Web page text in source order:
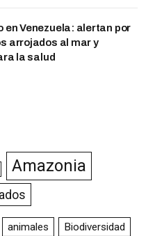
en Venezuela: alertan por
arrojados al mar y
la salud
Amazonia
animales Biodiversidad